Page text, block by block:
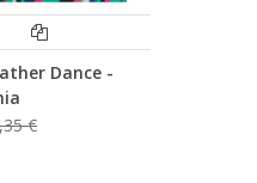
Dance -
€